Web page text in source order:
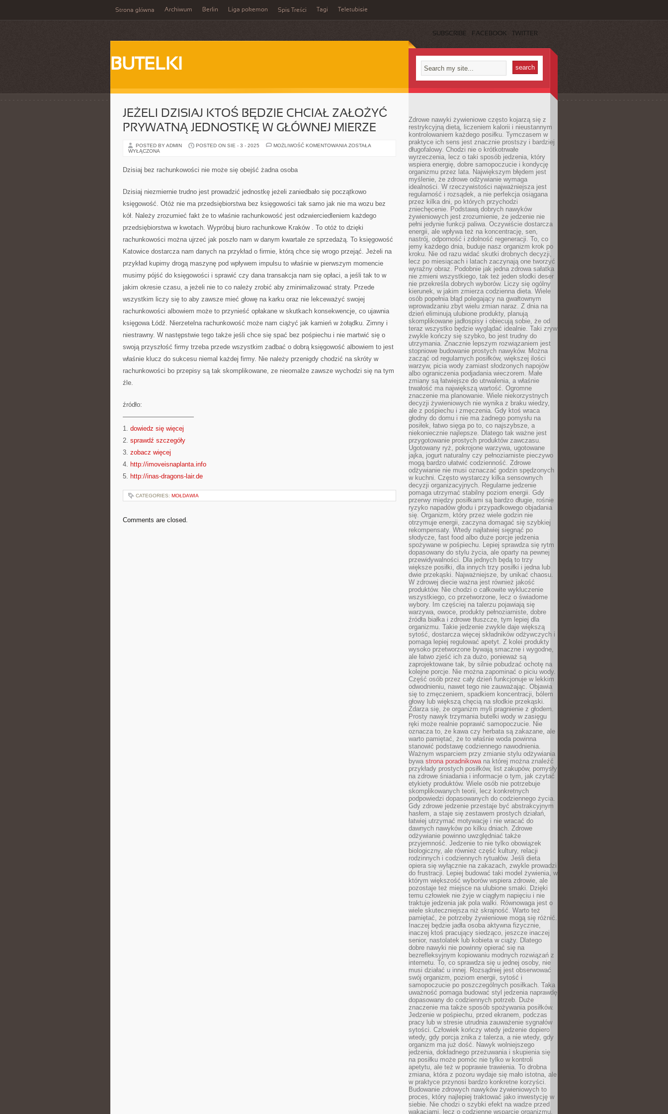
Strona główna Archiwum Berlin Liga pokemon Spis Treści Tagi Teletubisie
SUBSCRIBE FACEBOOK TWITTER
BUTELKI
JEŻELI DZISIAJ KTOŚ BĘDZIE CHCIAŁ ZAŁOŻYĆ
PRYWATNĄ JEDNOSTKĘ W GŁÓWNEJ MIERZE
POSTED BY ADMIN POSTED ON SIE - 3 - 2025 MOŻLIWOŚĆ KOMENTOWANIA JEŻELI
W
GŁÓWNEJ
ZOSTAŁA
WYŁĄCZONA
Dzisiaj bez rachunkowości nie może się obejść żadna osoba
Dzisiaj niezmiernie trudno jest prowadzić jednostkę jeżeli zaniedbało się początkowo
księgowość. Otóż nie ma przedsiębiorstwa bez księgowości tak samo jak nie ma wozu bez
kół. Należy zrozumieć fakt że to właśnie rachunkowość jest odzwierciedleniem każdego
przedsiębiorstwa w kwotach. Wypróbuj biuro rachunkowe Kraków . To otóż to dzięki
rachunkowości można ujrzeć jak poszło nam w danym kwartale ze sprzedażą. To księgowość
Katowice dostarcza nam danych na przykład o firmie, którą chce się wrogo przejąć. Jeżeli na
przykład kupimy drogą maszynę pod wpływem impulsu to właśnie w pierwszym momencie
musimy pójść do księgowości i sprawić czy dana transakcja nam się opłaci, a jeśli tak to w
jakim okresie czasu, a jeżeli nie to co należy zrobić aby zminimalizować straty. Przede
wszystkim liczy się to aby zawsze mieć głowę na karku oraz nie lekceważyć swojej
rachunkowości albowiem może to przynieść opłakane w skutkach konsekwencje, co ujawnia
księgowa Łódź. Nierzetelna rachunkowość może nam ciążyć jak kamień w żołądku. Zimny i
niestrawny. W następstwie tego także jeśli chce się spać bez pośpiechu i nie martwić się o
swoją przyszłość firmy trzeba przede wszystkim zadbać o dobrą księgowość albowiem to jest
właśnie klucz do sukcesu niemal każdej firmy. Nie należy przenigdy chodzić na skróty w
rachunkowości bo przepisy są tak skomplikowane, ze nieomalże zawsze wychodzi się na tym
źle.
źródło:
———————————
1. dowiedz się więcej
2. sprawdź szczegóły
3. zobacz więcej
4. http://imoveisnaplanta.info
5. http://inas-dragons-lair.de
CATEGORIES: MOŁDAWIA
Comments are closed.
Zdrowe nawyki żywieniowe często kojarzą się z
restrykcyjną dietą, liczeniem kalorii i nieustannym
kontrolowaniem każdego posiłku. Tymczasem w
praktyce ich sens jest znacznie prostszy i bardziej
długofalowy. Chodzi nie o krótkotrwałe
wyrzeczenia, lecz o taki sposób jedzenia, który
wspiera energię, dobre samopoczucie i kondycję
organizmu przez lata. Największym błędem jest
myślenie, że zdrowe odżywianie wymaga
idealności. W rzeczywistości najważniejsza jest
regularność i rozsądek, a nie perfekcja osiągana
przez kilka dni, po których przychodzi
zniechęcenie. Podstawą dobrych nawyków
żywieniowych jest zrozumienie, że jedzenie nie
pełni jedynie funkcji paliwa. Oczywiście dostarcza
energii, ale wpływa też na koncentrację, sen,
nastrój, odporność i zdolność regeneracji. To, co
jemy każdego dnia, buduje nasz organizm krok po
kroku. Nie od razu widać skutki drobnych decyzji,
lecz po miesiącach i latach zaczynają one tworzyć
wyraźny obraz. Podobnie jak jedna zdrowa sałatka
nie zmieni wszystkiego, tak też jeden słodki deser
nie przekreśla dobrych wyborów. Liczy się ogólny
kierunek, w jakim zmierza codzienna dieta. Wiele
osób popełnia błąd polegający na gwałtownym
wprowadzaniu zbyt wielu zmian naraz. Z dnia na
dzień eliminują ulubione produkty, planują
skomplikowane jadłospisy i obiecują sobie, że od
teraz wszystko będzie wyglądać idealnie. Taki zryw
zwykle kończy się szybko, bo jest trudny do
utrzymania. Znacznie lepszym rozwiązaniem jest
stopniowe budowanie prostych nawyków. Można
zacząć od regularnych posiłków, większej ilości
warzyw, picia wody zamiast słodzonych napojów
albo ograniczenia podjadania wieczorem. Małe
zmiany są łatwiejsze do utrwalenia, a właśnie
trwałość ma największą wartość. Ogromne
znaczenie ma planowanie. Wiele niekorzystnych
decyzji żywieniowych nie wynika z braku wiedzy,
ale z pośpiechu i zmęczenia. Gdy ktoś wraca
głodny do domu i nie ma żadnego pomysłu na
posiłek, łatwo sięga po to, co najszybsze, a
niekoniecznie najlepsze. Dlatego tak ważne jest
przygotowanie prostych produktów zawczasu.
Ugotowany ryż, pokrojone warzywa, ugotowane
jajka, jogurt naturalny czy pełnoziarniste pieczywo
mogą bardzo ułatwić codzienność. Zdrowe
odżywianie nie musi oznaczać godzin spędzonych
w kuchni. Często wystarczy kilka sensownych
decyzji organizacyjnych. Regularne jedzenie
pomaga utrzymać stabilny poziom energii. Gdy
przerwy między posiłkami są bardzo długie, rośnie
ryzyko napadów głodu i przypadkowego objadania
się. Organizm, który przez wiele godzin nie
otrzymuje energii, zaczyna domagać się szybkiej
rekompensaty. Wtedy najłatwiej sięgnąć po
słodycze, fast food albo duże porcje jedzenia
spożywane w pośpiechu. Lepiej sprawdza się rytm
dopasowany do stylu życia, ale oparty na pewnej
przewidywalności. Dla jednych będą to trzy
większe posiłki, dla innych trzy posiłki i jedna lub
dwie przekąski. Najważniejsze, by unikać chaosu.
W zdrowej diecie ważna jest również jakość
produktów. Nie chodzi o całkowite wykluczenie
wszystkiego, co przetworzone, lecz o świadome
wybory. Im częściej na talerzu pojawiają się
warzywa, owoce, produkty pełnoziarniste, dobre
źródła białka i zdrowe tłuszcze, tym lepiej dla
organizmu. Takie jedzenie zwykle daje większą
sytość, dostarcza więcej składników odżywczych i
pomaga lepiej regulować apetyt. Z kolei produkty
wysoko przetworzone bywają smaczne i wygodne,
ale łatwo zjeść ich za dużo, ponieważ są
zaprojektowane tak, by silnie pobudzać ochotę na
kolejne porcje. Nie można zapominać o piciu wody.
Część osób przez cały dzień funkcjonuje w lekkim
odwodnieniu, nawet tego nie zauważając. Objawia
się to zmęczeniem, spadkiem koncentracji, bólem
głowy lub większą chęcią na słodkie przekąski.
Zdarza się, że organizm myli pragnienie z głodem.
Prosty nawyk trzymania butelki wody w zasięgu
ręki może realnie poprawić samopoczucie. Nie
oznacza to, że kawa czy herbata są zakazane, ale
warto pamiętać, że to właśnie woda powinna
stanowić podstawę codziennego nawodnienia.
Ważnym wsparciem przy zmianie stylu odżywiania
bywa strona poradnikowana której można znaleźć
przykłady prostych posiłków, list zakupów, pomysły
na zdrowe śniadania i informacje o tym, jak czytać
etykiety produktów. Wiele osób nie potrzebuje
skomplikowanych teorii, lecz konkretnych
podpowiedzi dopasowanych do codziennego życia.
Gdy zdrowe jedzenie przestaje być abstrakcyjnym
hasłem, a staje się zestawem prostych działań,
łatwiej utrzymać motywację i nie wracać do
dawnych nawyków po kilku dniach. Zdrowe
odżywianie powinno uwzględniać także
przyjemność. Jedzenie to nie tylko obowiązek
biologiczny, ale również część kultury, relacji
rodzinnych i codziennych rytuałów. Jeśli dieta
opiera się wyłącznie na zakazach, zwykle prowadzi
do frustracji. Lepiej budować taki model żywienia, w
którym większość wyborów wspiera zdrowie, ale
pozostaje też miejsce na ulubione smaki. Dzięki
temu człowiek nie żyje w ciągłym napięciu i nie
traktuje jedzenia jak pola walki. Równowaga jest o
wiele skuteczniejsza niż skrajność. Warto też
pamiętać, że potrzeby żywieniowe mogą się różnić.
Inaczej będzie jadła osoba aktywna fizycznie,
inaczej ktoś pracujący siedząco, jeszcze inaczej
senior, nastolatek lub kobieta w ciąży. Dlatego
dobre nawyki nie powinny opierać się na
bezrefleksyjnym kopiowaniu modnych rozwiązań z
internetu. To, co sprawdza się u jednej osoby, nie
musi działać u innej. Rozsądniej jest obserwować
swój organizm, poziom energii, sytość i
samopoczucie po poszczególnych posiłkach. Taka
uważność pomaga budować styl jedzenia naprawdę
dopasowany do codziennych potrzeb. Duże
znaczenie ma także sposób spożywania posiłków.
Jedzenie w pośpiechu, przed ekranem, podczas
pracy lub w stresie utrudnia zauważenie sygnałów
sytości. Człowiek kończy wtedy jedzenie dopiero
wtedy, gdy porcja znika z talerza, a nie wtedy, gdy
organizm ma już dość. Nawyk wolniejszego
jedzenia, dokładnego przeżuwania i skupienia się
na posiłku może pomóc nie tylko w kontroli
apetytu, ale też w poprawie trawienia. To drobna
zmiana, która z pozoru wydaje się mało istotna, ale
w praktyce przynosi bardzo konkretne korzyści.
Budowanie zdrowych nawyków żywieniowych to
proces, który najlepiej traktować jako inwestycję w
siebie. Nie chodzi o szybki efekt na wadze przed
wakacjami, lecz o codzienne wsparcie organizmu,